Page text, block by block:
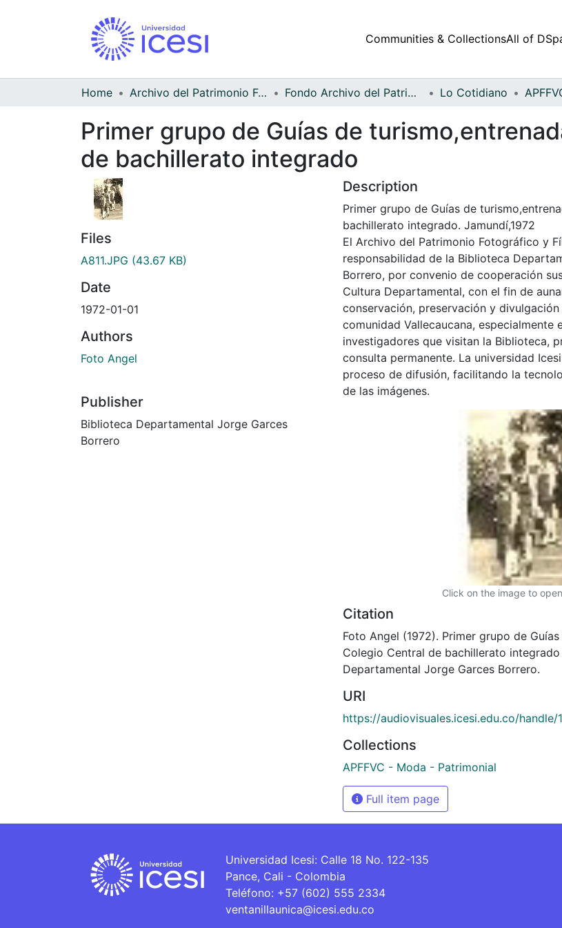
Communities & CollectionsAll of
Home Archivo del Patrimonio Fotográfico y Fílmico del Valle del Cauca Fondo Archivo del Patrimonio Fotográfico y Fílmico del Valle del Cauca Lo Cotidiano
Primer grupo de Guías de
de bachillerato integrado
Files
A811.JPG (43.67 KB)
Date
1972-01-01
Authors
Foto Angel
Publisher
Biblioteca Departamental Jorge Garces
Borrero
Description
Primer grupo de Guías de
bachillerato integrado. Jamundí,1972
El Archivo del Patrimonio Fotográfico y
responsabilidad de la Biblioteca
Borrero, por convenio de cooperación
Cultura Departamental, con el fin de
conservación, preservación y
comunidad Vallecaucana, especialmente
investigadores que visitan la Biblioteca,
consulta permanente. La universidad
proceso de difusión, facilitando la
de las imágenes.
Click on the image to
Citation
Foto Angel (1972). Primer grupo de
Colegio Central de bachillerato integrado
Departamental Jorge Garces Borrero.
URI
https://audiovisuales.icesi.edu.co/
Collections
APFFVC - Moda - Patrimonial
Full item page
Universidad Icesi: Calle 18 No. 122-135
Pance, Cali - Colombia
Teléfono: +57 (602) 555 2334
ventanillaunica@icesi.edu.co